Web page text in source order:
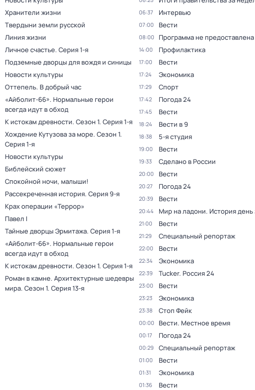
Хранители жизни
Твердыни земли русской
Линия жизни
Личное счастье. Серия 1-я
Подземные дворцы для вождя и синицы
Новости культуры
Оттепель. В добрый час
«Айболит-66». Нормальные герои
всегда идут в обход
К истокам древности. Сезон 1. Серия 1-я
Хождение Кутузова за море. Сезон 1.
Серия 1-я
Новости культуры
Библейский сюжет
Спокойной ночи, малыши!
Рассекреченная история. Серия 9-я
Крах операции «Террор»
Павел I
Тайные дворцы Эрмитажа. Серия 1-я
«Айболит-66». Нормальные герои
всегда идут в обход
К истокам древности. Сезон 1. Серия 1-я
Роман в камне. Архитектурные шедевры
мира. Сезон 1. Серия 13-я
06:37 Интервью
07:00 Вести
08:00 Программа не
14:00 Профилактика
17:00 Вести
17:24 Экономика
17:29 Спорт
17:42 Погода 24
17:45 Вести
18:24 Вести в 9
18:38 5-я студия
19:00 Вести
19:33 Сделано в России
20:00 Вести
20:27 Погода 24
20:39 Вести
20:44 Мир на ладони. История день
21:00 Вести
21:29 Специальный репортаж
22:00 Вести
22:34 Экономика
22:39 Tucker. Россия 24
23:00 Вести
23:23 Экономика
23:38 Стоп Фейк
00:00 Вести. Местное время
00:17 Погода 24
00:29 Специальный репортаж
01:00 Вести
01:31 Экономика
01:36 Вести